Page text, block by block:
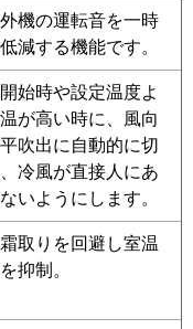
PA-P63T7SHNB
PA-P63T7SHN
PA-P63T6SCNB
PA-P63T6SHB
PA-P63T6SHA
機の運転音を一時
減する機能です。
始時や設定温度よ
が高い時に、風向
吹出に自動的に切
冷風が直接人にあ
いようにします。
取りを回避し室温
抑制。